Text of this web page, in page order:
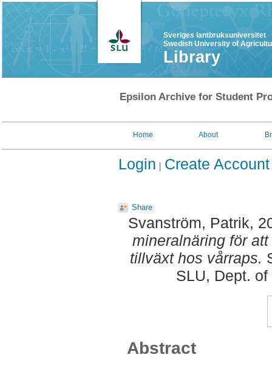
Sveriges lantbruksuniversitet
Swedish University of
Library
Epsilon Archive for Student
Home About
Login Create Account
Share
Svanström, Patrik,
mineralnäring för
tillväxt hos vårraps.
SLU, Dept.
Abstract